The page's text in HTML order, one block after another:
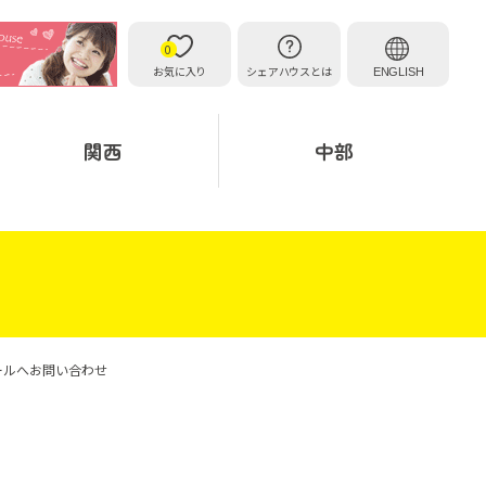
お気に入り
0
シェアハウスとは
ENGLISH
関西 中部
ルへお問い合わせ